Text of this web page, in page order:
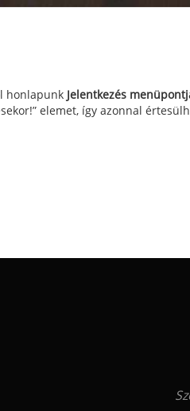
honlapunk Jelentkezés
elemet, így azonnal